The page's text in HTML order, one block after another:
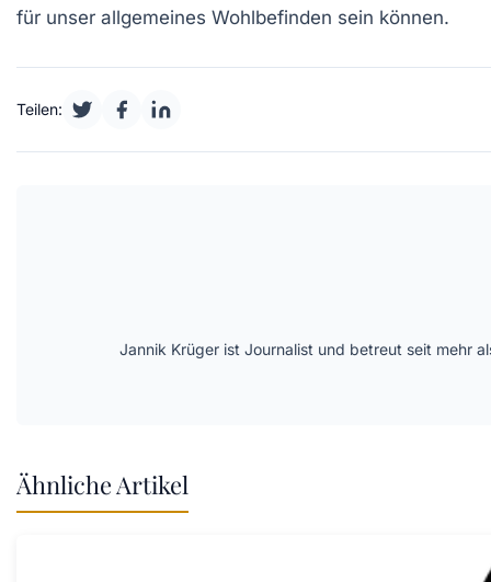
für unser allgemeines Wohlbefinden sein können.
Teilen:
Jannik Krüger ist Journalist und betreut seit mehr
Ähnliche Artikel